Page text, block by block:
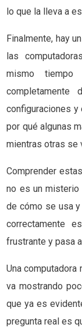
lo que la lleva a
Finalmente, hay
las
mismo tiempo
completamente
configuraciones y
por qué algunas
mientras otras se
Comprender
no es un
de cómo se usa
correctamente
frustrante y pasa
Una computadora
va mostrando
que ya es
pregunta real es